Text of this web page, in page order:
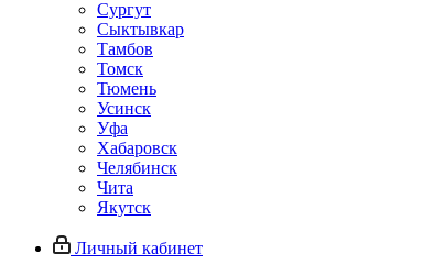
Сургут
Сыктывкар
Тамбов
Томск
Тюмень
Усинск
Уфа
Хабаровск
Челябинск
Чита
Якутск
Личный кабинет